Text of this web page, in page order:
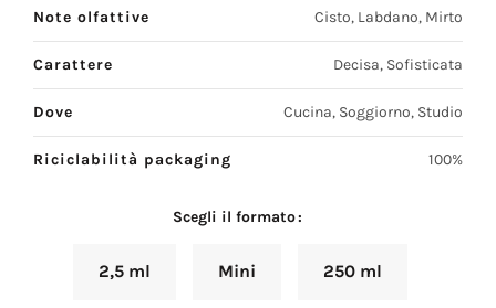
Note olfattive Cisto, Labdano, Mirto
Carattere Decisa, Sofisticata
Dove Cucina, Soggiorno, Studio
Riciclabilità packaging 100%
Scegli il formato
2,5 ml Mini 250 ml